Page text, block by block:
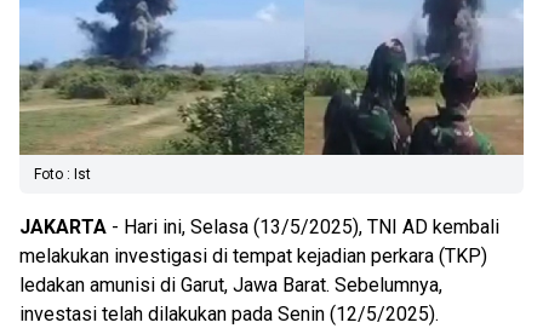
Foto : Ist
JAKARTA - Hari ini, Selasa (13/5/2025), TNI AD kembali
melakukan investigasi di tempat kejadian perkara (TKP)
ledakan amunisi di Garut, Jawa Barat. Sebelumnya,
investasi telah dilakukan pada Senin (12/5/2025).